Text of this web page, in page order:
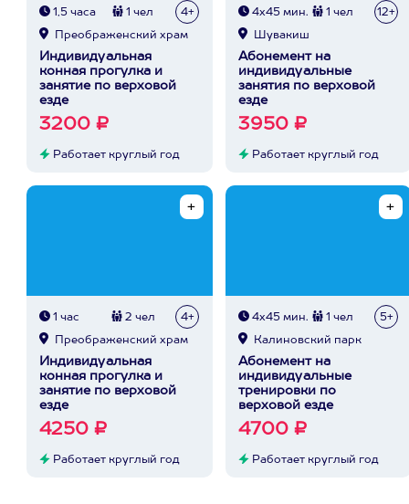
1,5 часа 1 чел 4+
Преображенский храм
Индивидуальная
конная прогулка и
занятие по верховой
езде
3200 ₽
Работает круглый год
4х45 мин. 1 чел 12+
Шувакиш
Абонемент на
индивидуальные
занятия по верховой
езде
3950 ₽
Работает круглый год
1 час 2 чел 4+
Преображенский храм
Индивидуальная
конная прогулка и
занятие по верховой
езде
4250 ₽
Работает круглый год
4х45 мин. 1 чел 5+
Калиновский парк
Абонемент на
индивидуальные
тренировки по
верховой езде
4700 ₽
Работает круглый год